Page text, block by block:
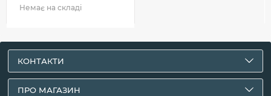
Немає на складі
КОНТАКТИ
ПРО МАГАЗИН